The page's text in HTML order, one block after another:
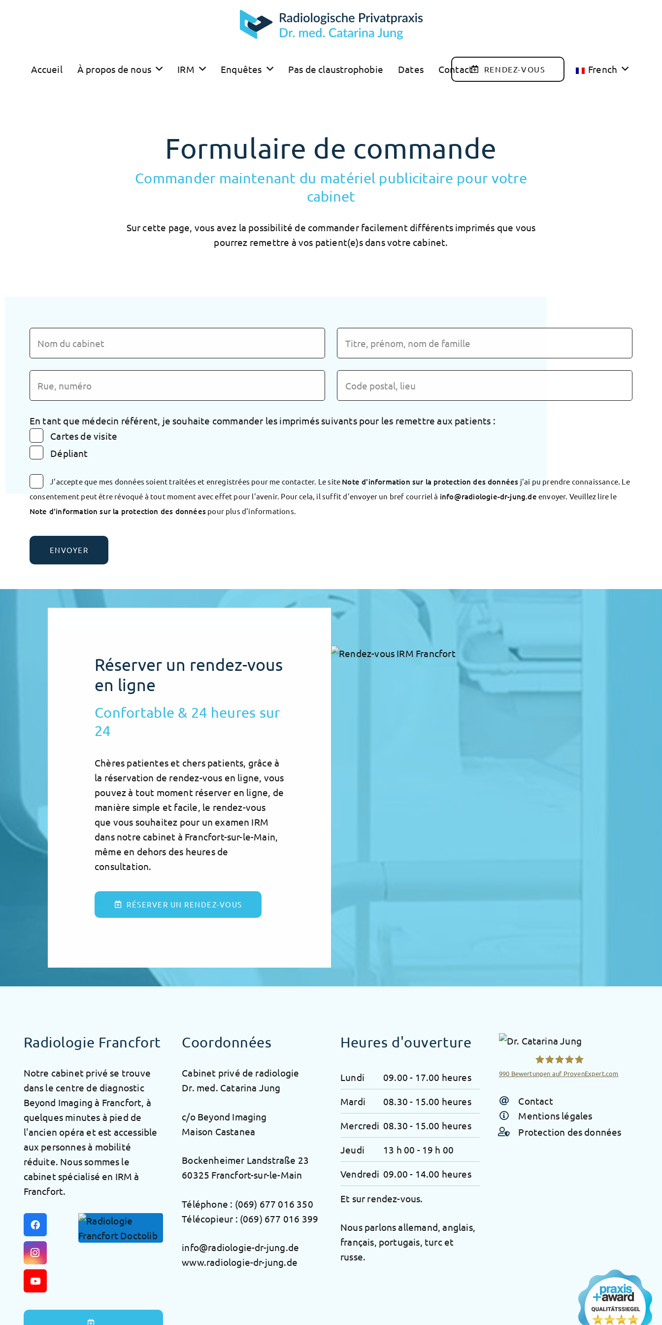
Accueil À propos de nous IRM Enquêtes Pas de claustrophobie Dates Contact RENDEZ-VOUS French
Formulaire de commande
Commander maintenant du matériel publicitaire pour votre
cabinet
Sur cette page, vous avez la possibilité de commander facilement différents imprimés que vous
pourrez remettre à vos patient(e)s dans votre cabinet.
En tant que médecin référent, je souhaite commander les imprimés suivants pour les remettre aux patients :
Cartes de visite
Dépliant
J'accepte que mes données soient traitées et enregistrées pour me contacter. Le site Note d'information sur la protection des données j'ai pu prendre connaissance. Le
consentement peut être révoqué à tout moment avec effet pour l'avenir. Pour cela, il suffit d'envoyer un bref courriel à info@radiologie-dr-jung.de envoyer. Veuillez lire le
Note d'information sur la protection des donnéespour plus d'informations.
Réserver un rendez-vous
en ligne
Confortable & 24 heures sur
24
Chères patientes et chers patients, grâce à
la réservation de rendez-vous en ligne, vous
pouvez à tout moment réserver en ligne, de
manière simple et facile, le rendez-vous
que vous souhaitez pour un examen IRM
dans notre cabinet à Francfort-sur-le-Main,
même en dehors des heures de
consultation.
RÉSERVER UN RENDEZ-VOUS
Radiologie Francfort
Notre cabinet privé se trouve
dans le centre de diagnostic
Beyond Imaging à Francfort, à
quelques minutes à pied de
l'ancien opéra et est accessible
aux personnes à mobilité
réduite. Nous sommes le
cabinet spécialisé en IRM à
Francfort.
Coordonnées
Cabinet privé de radiologie
Dr. med. Catarina Jung
c/o Beyond Imaging
Maison Castanea
Bockenheimer Landstraße 23
60325 Francfort-sur-le-Main
Téléphone : (069) 677 016 350
Télécopieur : (069) 677 016 399
info@radiologie-dr-jung.de
www.radiologie-dr-jung.de
Heures d'ouverture
Lundi 09.00 - 17.00 heures
Mardi 08.30 - 15.00 heures
Mercredi 08.30 - 15.00 heures
Jeudi 13 h 00 - 19 h 00
Vendredi 09.00 - 14.00 heures
Et sur rendez-vous.
Nous parlons allemand, anglais,
français, portugais, turc et
russe.
Dr.Catarina Jung
990 Bewertungen auf ProvenExpert.com
Contact
Mentions légales
Protection des données